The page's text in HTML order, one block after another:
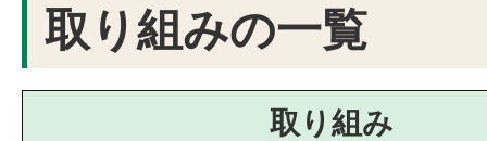
取り組みの一覧
取り組み